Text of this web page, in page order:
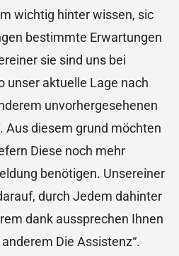
wichtig hinter wissen, sic
bestimmte Erwartungen
sie sind uns bei
unser aktuelle Lage nach
unvorhergesehenen
Aus diesem grund möchten
Diese noch mehr
benötigen. Unsereiner
durch Jedem dahinter
dank aussprechen Ihnen
Die Assistenz“.